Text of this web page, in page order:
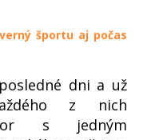
športu aj počas
dni a už
z nich
s jedným